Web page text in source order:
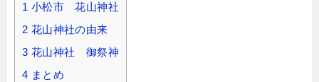
1 小松市 花山神社
2 花山神社の由来
3 花山神社 御祭神
4 まとめ